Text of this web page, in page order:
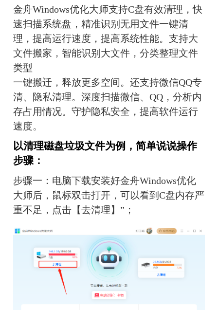
金舟Windows优化大师支持C盘有效清理，快
速扫描系统盘，精准识别无用文件一键清
理，提高运行速度，提高系统性能。支持大
文件搬家，智能识别大文件，分类整理文件
类型
一键搬迁，释放更多空间。还支持微信QQ专
清、隐私清理。深度扫描微信、QQ，分析内
存占用情况。守护隐私安全，提高软件运行
速度。
以清理磁盘垃圾文件为例，简单说说操作
步骤：
步骤一：电脑下载安装好金舟Windows优化
大师后，鼠标双击打开， 可以看到C盘内存严
重不足，点击【去清理】 ” ；